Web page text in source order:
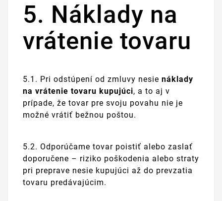
5. Náklady na
vrátenie tovaru
5.1. Pri odstúpení od zmluvy nesie náklady
na vrátenie tovaru kupujúci, a to aj v
prípade, že tovar pre svoju povahu nie je
možné vrátiť bežnou poštou.
5.2. Odporúčame tovar poistiť alebo zaslať
doporučene – riziko poškodenia alebo straty
pri preprave nesie kupujúci až do prevzatia
tovaru predávajúcim.